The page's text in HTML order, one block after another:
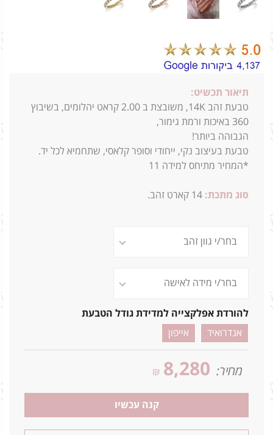
תיאור תכשיט:
טבעת זהב 14K, משובצת ב 2.00 קראט יהלומים, בשיבוץ
360 באיכות ורמת גימור,
הגבוהה ביותר!
טבעת בעיצוב נקי, ייחודי וסופר קלאסי, שתחמיא לכל יד.
*המחיר מתיחס למידה 11
סוג מתכת: 14 קארט זהב.
להורדת אפלקצייה למדידת גודל הטבעת
אנדרואיד
אייפון
מחיר: 8,280
₪
קנה עכשיו